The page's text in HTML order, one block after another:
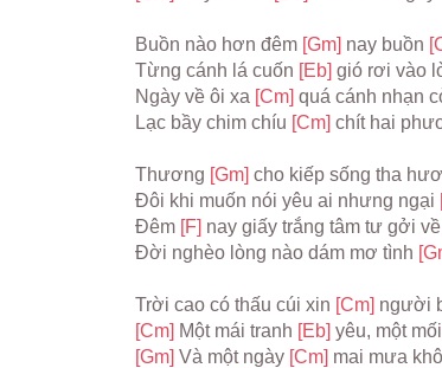
Buồn nào hơn đêm [Gm] nay buồn
Từng cánh lá cuốn [Eb] gió rơi vào
Ngày về ôi xa [Cm] quá cánh nhạn
Lạc bầy chim chíu [Cm] chít hai
Thương [Gm] cho kiếp sống tha
Đôi khi muốn nói yêu ai nhưng ngại
Đêm [F] nay giấy trắng tâm tư gởi về
Đời nghèo lòng nào dám mơ tình
Trời cao có thấu cúi xin [Cm] người
[Cm] Một mái tranh [Eb] yêu, một mối
[Gm] Và một ngày [Cm] mai mưa